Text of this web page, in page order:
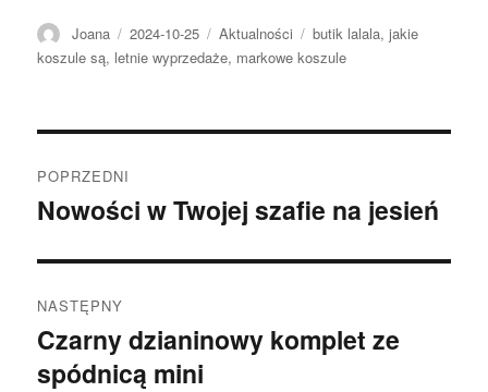
Autor
Joana Opublikowano
2024-10-25 Kategorie
Aktualności Tagi
butik lalala,jakie
koszule są, letnie wyprzedaże, markowe koszule
wpisu
POPRZEDNI
Poprzedni
Nowości w Twojej szafie na jesień
NASTĘPNY
Następny
wpis:
Czarny dzianinowy komplet ze
spódnicą mini